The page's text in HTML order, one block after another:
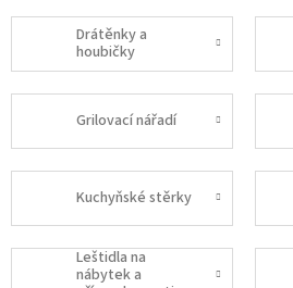
Drátěnky a
houbičky
Grilovací nářadí
Kuchyňské stěrky
Leštidla na
nábytek a